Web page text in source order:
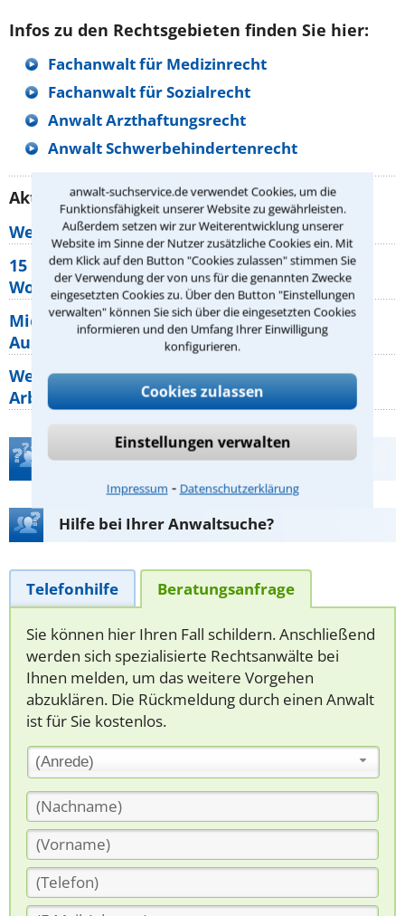
anwalt-suchservice.de verwendet Cookies, um die
Funktionsfähigkeit unserer Website zu gewährleisten.
Außerdem setzen wir zur Weiterentwicklung unserer
Website im Sinne der Nutzer zusätzliche Cookies ein. Mit
dem Klick auf den Button "Cookies zulassen" stimmen Sie
der Verwendung der von uns für die genannten Zwecke
eingesetzten Cookies zu. Über den Button "Einstellungen
verwalten" können Sie sich über die eingesetzten Cookies
informieren und den Umfang Ihrer Einwilligung
konfigurieren.
Cookies zulassen
Einstellungen verwalten
Impressum ⁃ Datenschutzerklärung
Infos zu den Rechtsgebieten finden Sie hier:
Fachanwalt für Medizinrecht
Fachanwalt für Sozialrecht
Anwalt Arzthaftungsrecht
Anwalt Schwerbehindertenrecht
Aktuelle Rechtstipps unserer Redaktion
Wer muss Zweitwohnungssteuer zahlen?
15 elementare Rechte, die jeder
Wohnungseigentümer kennen sollte
Mietpreisbremse 2026: Alle Regeln,
Ausnahmen und Rechte für Mieter
Welche Regeln für Teilnahme, Urlaub,
Arbeitszeit gelten beim
Teste Dein Rechtswissen
Hilfe bei Ihrer Anwaltsuche?
Telefonhilfe Beratungsanfrage
Sie können hier Ihren Fall schildern. Anschließend
werden sich spezialisierte Rechtsanwälte bei
Ihnen melden, um das weitere Vorgehen
abzuklären. Die Rückmeldung durch einen Anwalt
ist für Sie kostenlos.
(Anrede)